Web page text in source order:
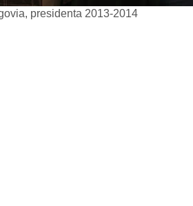
presidenta 2013-2014